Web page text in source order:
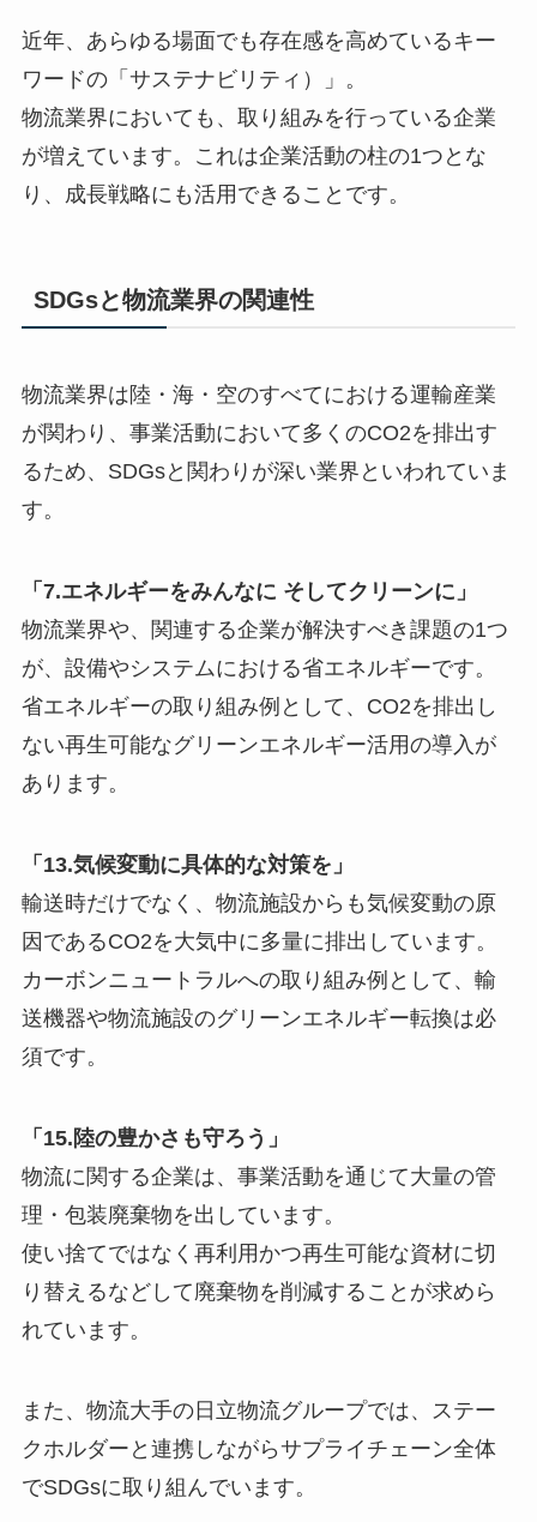
近年、あらゆる場面でも存在感を高めているキー
ワードの「サステナビリティ）」。
物流業界においても、取り組みを行っている企業
が増えています。これは企業活動の柱の1つとな
り、成長戦略にも活用できることです。
SDGsと物流業界の関連性
物流業界は陸・海・空のすべてにおける運輸産業
が関わり、事業活動において多くのCO2を排出す
るため、SDGsと関わりが深い業界といわれていま
す。
「7.エネルギーをみんなに そしてクリーンに」
物流業界や、関連する企業が解決すべき課題の1つ
が、設備やシステムにおける省エネルギーです。
省エネルギーの取り組み例として、CO2を排出し
ない再生可能なグリーンエネルギー活用の導入が
あります。
「13.気候変動に具体的な対策を」
輸送時だけでなく、物流施設からも気候変動の原
因であるCO2を大気中に多量に排出しています。
カーボンニュートラルへの取り組み例として、輸
送機器や物流施設のグリーンエネルギー転換は必
須です。
「15.陸の豊かさも守ろう」
物流に関する企業は、事業活動を通じて大量の管
理・包装廃棄物を出しています。
使い捨てではなく再利用かつ再生可能な資材に切
り替えるなどして廃棄物を削減することが求めら
れています。
また、物流大手の日立物流グループでは、ステー
クホルダーと連携しながらサプライチェーン全体
でSDGsに取り組んでいます。